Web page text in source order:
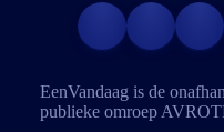
EenVandaag is de
publieke omroep